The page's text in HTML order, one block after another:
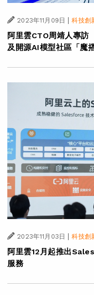
2023年11月09日 | 科技創
阿里雲CTO周靖人專
及開源AI模型社區「魔
2023年11月03日 | 科技創
阿里雲12月起推出
服務